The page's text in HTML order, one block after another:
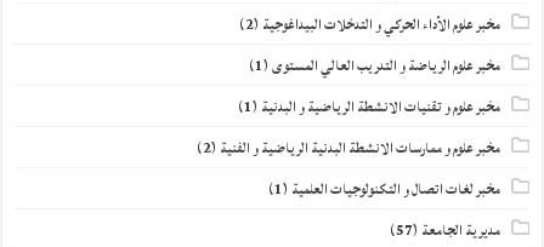
مخبر علوم الأداء الحركي و التدخلات البيداغوجية (2)
مخبر علوم الرياضة و التدريب العالي المستوى(1)
مخبر علوم و تقنيات الانشطة الرياضية و البدنية (1)
مخبر علوم و ممارسات الانشطة البدنية الرياضية و الفنية (2)
مخبر لغات اتصال و التكنولوجيات العلمية (1)
مديرية الجامعة (57)